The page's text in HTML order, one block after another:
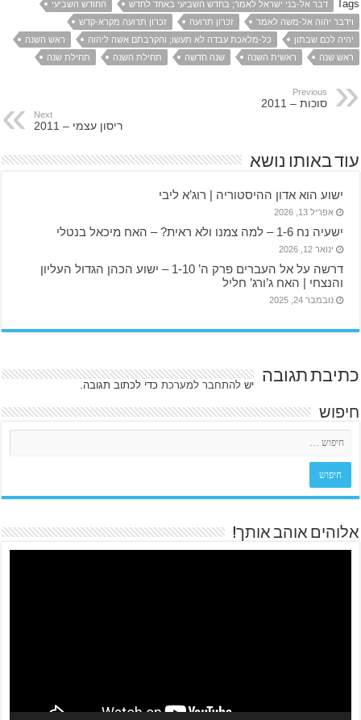
Tags דבר אל-בני ישראל לאמר; בחדש השביעי באחד לחדש
החודש השביעי
וידבר יהוה אל-משה לאמר
זכרון תרועה
זכרון תרועה מקרא-קדש
יהיה לכם שבתון
כל-מלאכת עבדה לא תעשו; והקרבתם אשה ליהוה
ראש השנה
ראש שנה
ראשית השנה שנה חדשה תחילת השנה תחילת שנה
Previous
סוכות – 2011
Next
ריסון עצמי – 2011
עוד באותו נושא
ישוע הוא אדון ההיסטוריה | רוג’א ליבי
אפריל 13, 2026
ישעיה נח 1-6 – למה צמנו ולא ראית? – האח מיכאל בנטלי
ינואר 12, 2026
דרשה על אל העברים פרק ה’ 1-10 – ישוע הכהן הגדול העליון
והנצחי | האח ג’ורג’ חליל
נובמבר 24, 2025
כתיבת תגובה ישלהתחבר למערכת כדי לכתוב תגובה.
חיפוש
אלוהים אוהב אותך!